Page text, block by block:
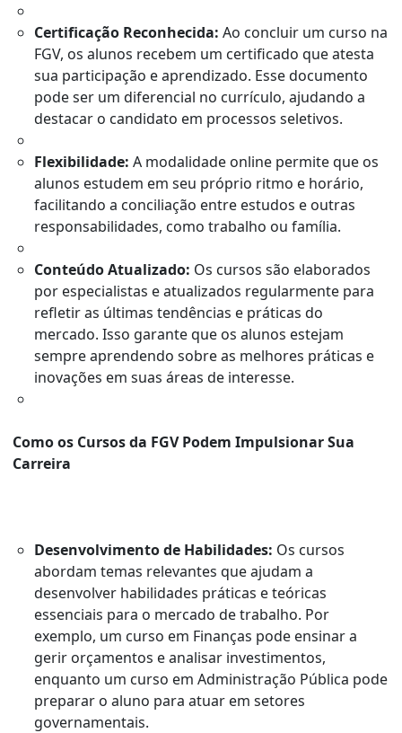
Certificação Reconhecida: Ao concluir um curso na
FGV, os alunos recebem um certificado que atesta
sua participação e aprendizado. Esse documento
pode ser um diferencial no currículo, ajudando a
destacar o candidato em processos seletivos.
Flexibilidade: A modalidade online permite que os
alunos estudem em seu próprio ritmo e horário,
facilitando a conciliação entre estudos e outras
responsabilidades, como trabalho ou família.
Conteúdo Atualizado: Os cursos são elaborados
por especialistas e atualizados regularmente para
refletir as últimas tendências e práticas do
mercado. Isso garante que os alunos estejam
sempre aprendendo sobre as melhores práticas e
inovações em suas áreas de interesse.
Como os Cursos da FGV Podem Impulsionar Sua
Carreira
Desenvolvimento de Habilidades: Os cursos
abordam temas relevantes que ajudam a
desenvolver habilidades práticas e teóricas
essenciais para o mercado de trabalho. Por
exemplo, um curso em Finanças pode ensinar a
gerir orçamentos e analisar investimentos,
enquanto um curso em Administração Pública pode
preparar o aluno para atuar em setores
governamentais.